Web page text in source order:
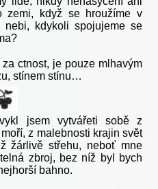
zemi, když se hroužíme v
kdykoli spojujeme se
ctnost, je pouze mlhavým
stínem stínu…
jsem vytvářeti sobě z
z malebnosti krajin svět
žárlivě střehu, neboť mne
zbroj, bez níž byl bych
bahno.